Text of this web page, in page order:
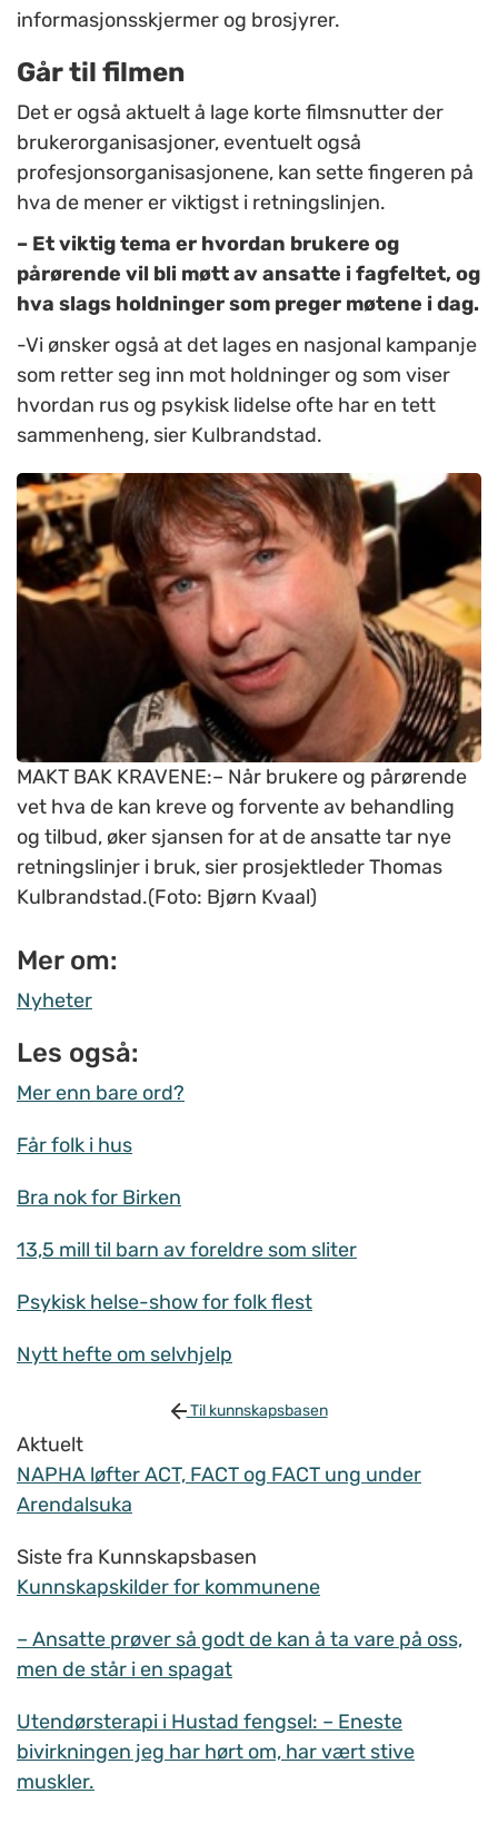
informasjonsskjermer og brosjyrer.
Går til filmen
Det er også aktuelt å lage korte filmsnutter der
brukerorganisasjoner, eventuelt også
profesjonsorganisasjonene, kan sette fingeren på
hva de mener er viktigst i retningslinjen.
– Et viktig tema er hvordan brukere og
pårørende vil bli møtt av ansatte i fagfeltet, og
hva slags holdninger som preger møtene i dag.
-Vi ønsker også at det lages en nasjonal kampanje
som retter seg inn mot holdninger og som viser
hvordan rus og psykisk lidelse ofte har en tett
sammenheng, sier Kulbrandstad.
MAKT BAK KRAVENE:– Når brukere og pårørende
vet hva de kan kreve og forvente av behandling
og tilbud, øker sjansen for at de ansatte tar nye
retningslinjer i bruk, sier prosjektleder Thomas
Kulbrandstad.(Foto: Bjørn Kvaal)
Mer om:
Nyheter
Les også:
Mer enn bare ord?
Får folk i hus
Bra nok for Birken
13,5 mill til barn av foreldre som sliter
Psykisk helse-show for folk flest
Nytt hefte om selvhjelp
Til kunnskapsbasen
Aktuelt
NAPHA løfter ACT, FACT og FACT ung under
Arendalsuka
Siste fra Kunnskapsbasen
Kunnskapskilder for kommunene
– Ansatte prøver så godt de kan å ta vare på oss,
men de står i en spagat
Utendørsterapi i Hustad fengsel: – Eneste
bivirkningen jeg har hørt om, har vært stive
muskler.